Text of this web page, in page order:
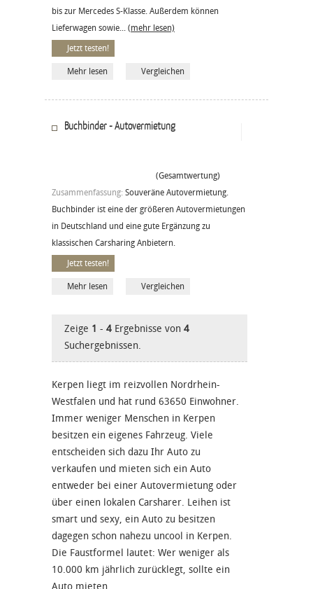
bis zur Mercedes S-Klasse. Außerdem können
Lieferwagen sowie... (mehr lesen)
Jetzt testen!
Mehr lesen Vergleichen
Buchbinder - Autovermietung
(Gesamtwertung)
Zusammenfassung: Souveräne Autovermietung.
Buchbinder ist eine der größeren Autovermietungen
in Deutschland und eine gute Ergänzung zu
klassischen Carsharing Anbietern.
Jetzt testen!
Mehr lesen Vergleichen
Zeige 1 - 4 Ergebnisse von 4
Suchergebnissen.
Kerpen liegt im reizvollen Nordrhein-
Westfalen und hat rund 63650 Einwohner.
Immer weniger Menschen in Kerpen
besitzen ein eigenes Fahrzeug. Viele
entscheiden sich dazu Ihr Auto zu
verkaufen und mieten sich ein Auto
entweder bei einer Autovermietung oder
über einen lokalen Carsharer. Leihen ist
smart und sexy, ein Auto zu besitzen
dagegen schon nahezu uncool in Kerpen.
Die Faustformel lautet: Wer weniger als
10.000 km jährlich zurücklegt, sollte ein
Auto mieten.